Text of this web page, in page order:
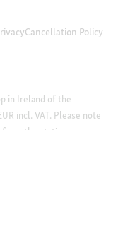
Cancellation Policy
in Ireland of the
incl. VAT. Please note
the stationary